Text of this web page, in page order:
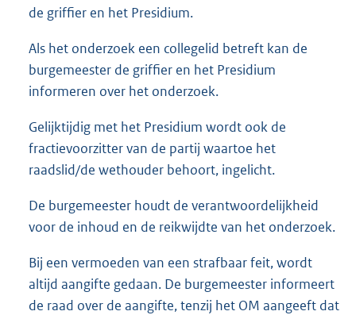
de griffier en het Presidium.
Als het onderzoek een collegelid betreft kan de
burgemeester de griffier en het Presidium
informeren over het onderzoek.
Gelijktijdig met het Presidium wordt ook de
fractievoorzitter van de partij waartoe het
raadslid/de wethouder behoort, ingelicht.
De burgemeester houdt de verantwoordelijkheid
voor de inhoud en de reikwijdte van het onderzoek.
Bij een vermoeden van een strafbaar feit, wordt
altijd aangifte gedaan. De burgemeester informeert
de raad over de aangifte, tenzij het OM aangeeft dat